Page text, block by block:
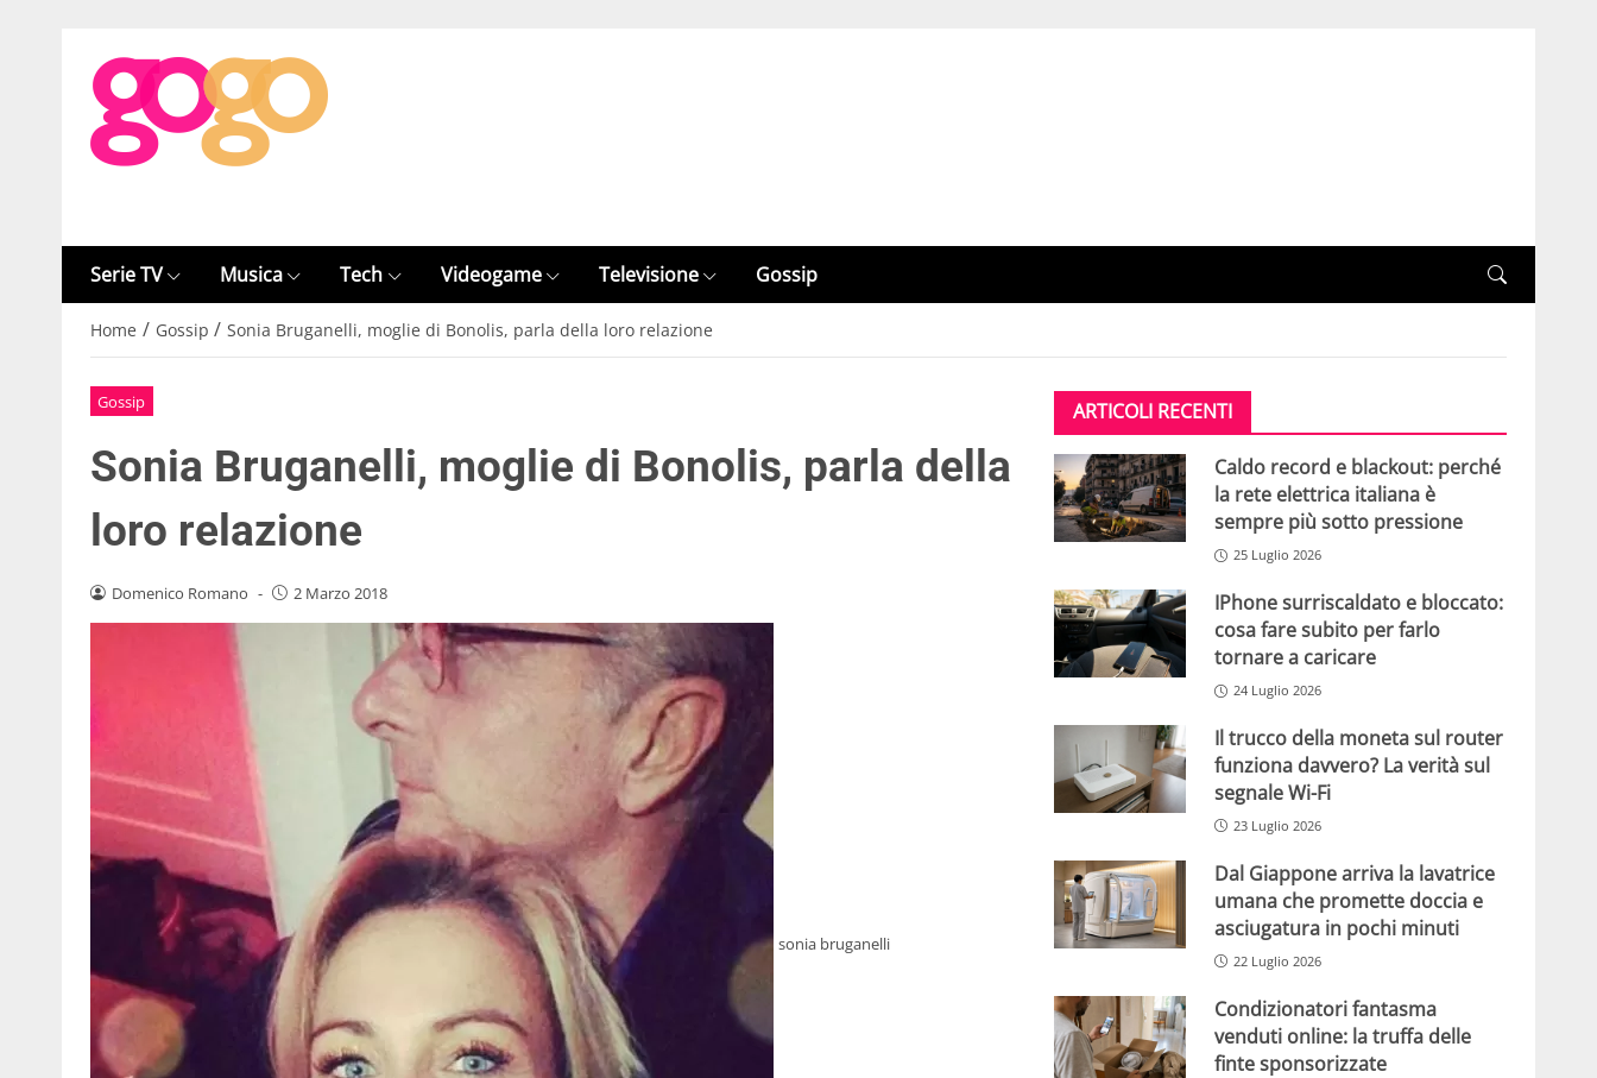
Serie TV Musica Tech Videogame Televisione Gossip
Home / Gossip / Sonia Bruganelli, moglie di Bonolis, parla della loro relazione
Gossip
Sonia Bruganelli, moglie di Bonolis, parla della
loro relazione
Domenico Romano - 2 Marzo 2018
sonia bruganelli
ARTICOLI RECENTI
Caldo record e blackout: perché
la rete elettrica italiana è
sempre più sotto pressione
25 Luglio 2026
IPhone surriscaldato e bloccato:
cosa fare subito per farlo
tornare a caricare
24 Luglio 2026
Il trucco della moneta sul router
funziona davvero? La verità sul
segnale Wi-Fi
23 Luglio 2026
Dal Giappone arriva la lavatrice
umana che promette doccia e
asciugatura in pochi minuti
22 Luglio 2026
Condizionatori fantasma
venduti online: la truffa delle
finte sponsorizzate